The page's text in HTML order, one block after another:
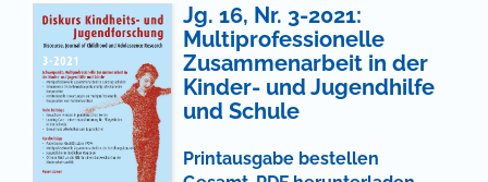
Jg. 16, Nr. 3-2021:
Multiprofessionelle
Zusammenarbeit in der
Kinder- und Jugendhilfe
und Schule
Printausgabe bestellen